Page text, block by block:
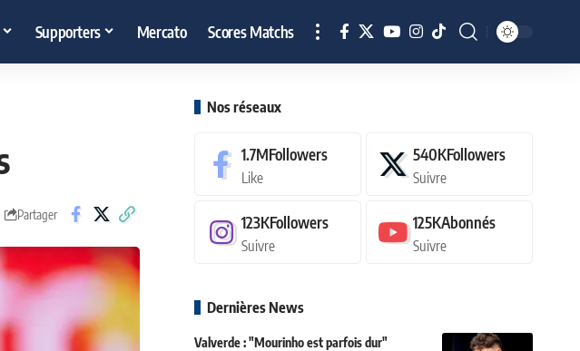
Supporters Mercato Scores Matchs
Partager
Nos réseaux
1.7MFollowers
Like
540KFollowers
Suivre
123KFollowers
Suivre
125KAbonnés
Suivre
Dernières News
Valverde : "Mourinho est parfois dur"